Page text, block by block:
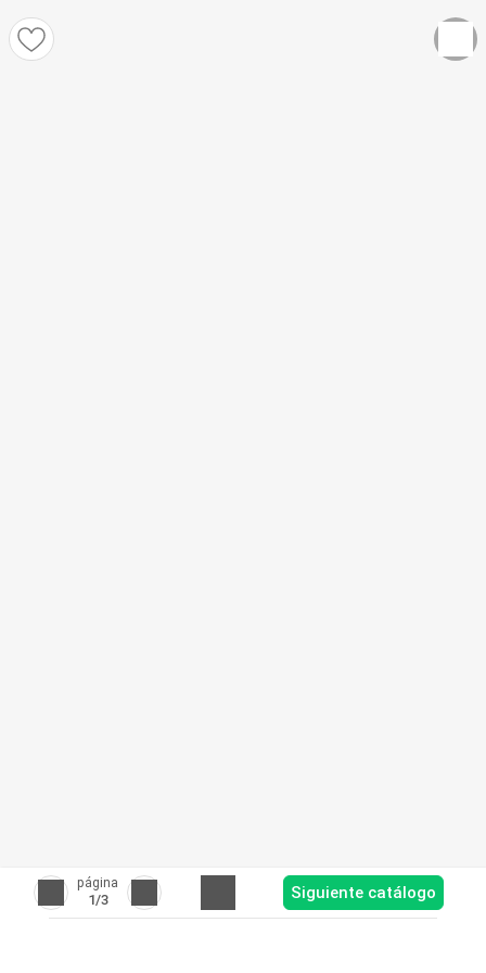
página
1/3 Siguiente catálogo